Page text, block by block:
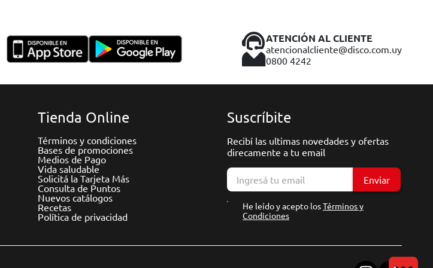
ATENCIÓN AL CLIENTE
atencionalcliente@disco.com.uy
0800 4242
Tienda Online
Términos y condiciones
Bases de promociones
Medios de Pago
Vida saludable
Solicitá la Tarjeta Más
Consulta de Puntos
Nuevos catálogos
Recetas
Política de privacidad
Suscríbite
Recibí las ultimas novedades y ofertas
direcamente a tu email
Enviar
He leído y acepto losTérminos y
Condiciones